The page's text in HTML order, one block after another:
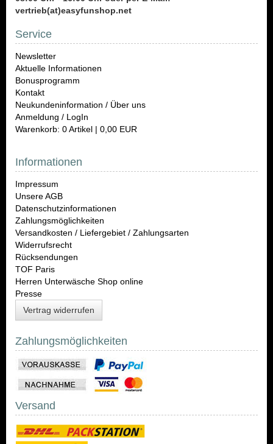
vertrieb(at)easyfunshop.net
Service
Newsletter
Aktuelle Informationen
Bonusprogramm
Kontakt
Neukundeninformation / Über uns
Anmeldung / LogIn
Warenkorb: 0 Artikel | 0,00 EUR
Informationen
Impressum
Unsere AGB
Datenschutzinformationen
Zahlungsmöglichkeiten
Versandkosten / Liefergebiet / Zahlungsarten
Widerrufsrecht
Rücksendungen
TOF Paris
Herren Unterwäsche Shop online
Presse
Vertrag widerrufen
Zahlungsmöglichkeiten
Versand